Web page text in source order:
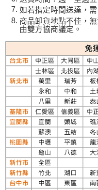
如若指定時間送達，
商品卸貨地點不佳，
由雙方協商議定。